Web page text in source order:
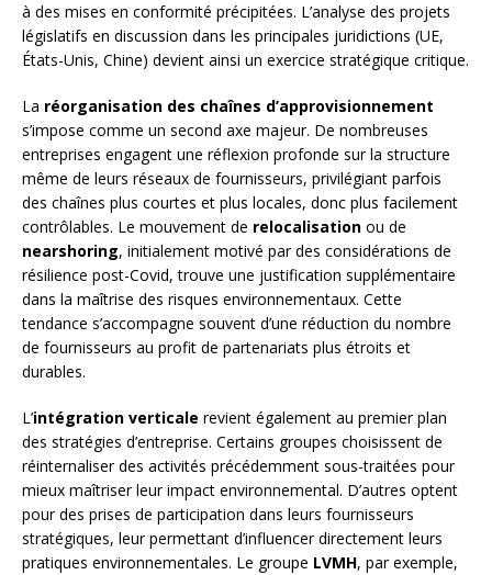
à des mises en conformité précipitées. L’analyse des projets
législatifs en discussion dans les principales juridictions (UE,
États-Unis, Chine) devient ainsi un exercice stratégique critique.
La réorganisation des chaînes d’approvisionnement
s’impose comme un second axe majeur. De nombreuses
entreprises engagent une réflexion profonde sur la structure
même de leurs réseaux de fournisseurs, privilégiant parfois
des chaînes plus courtes et plus locales, donc plus facilement
contrôlables. Le mouvement de relocalisation ou de
nearshoring, initialement motivé par des considérations de
résilience post-Covid, trouve une justification supplémentaire
dans la maîtrise des risques environnementaux. Cette
tendance s’accompagne souvent d’une réduction du nombre
de fournisseurs au profit de partenariats plus étroits et
durables.
L’intégration verticale revient également au premier plan
des stratégies d’entreprise. Certains groupes choisissent de
réinternaliser des activités précédemment sous-traitées pour
mieux maîtriser leur impact environnemental. D’autres optent
pour des prises de participation dans leurs fournisseurs
stratégiques, leur permettant d’influencer directement leurs
pratiques environnementales. Le groupe LVMH, par exemple,